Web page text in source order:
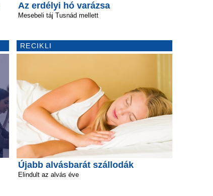
Az erdélyi hó varázsa
Mesebeli táj Tusnád mellett
RECIKLI
Újabb alvásbarát szállodák
Elindult az alvás éve